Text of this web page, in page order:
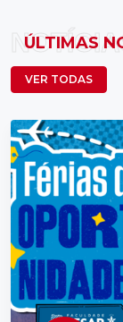
ÚLTIMAS
VER TODAS